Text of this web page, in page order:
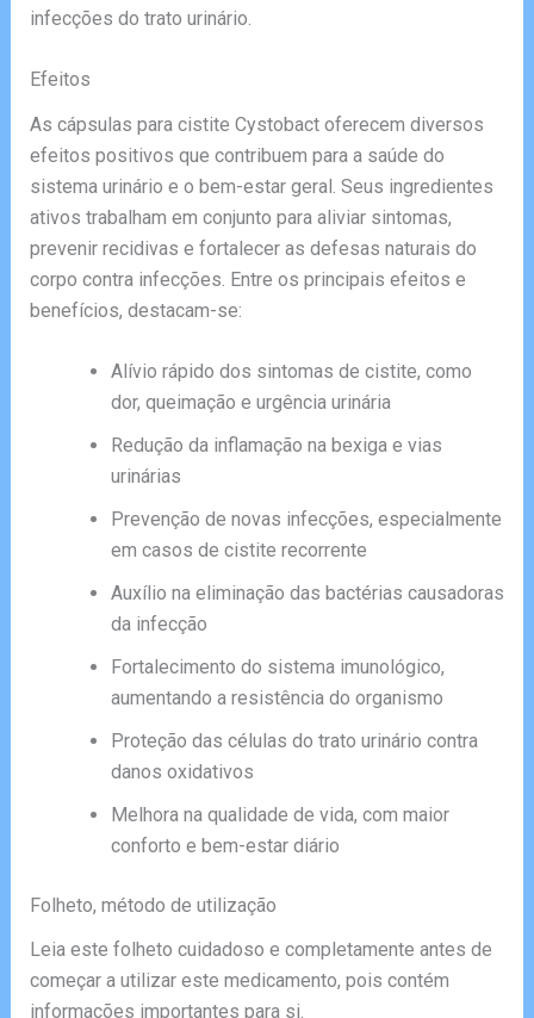
infecções do trato urinário.
Efeitos
As cápsulas para cistite Cystobact oferecem diversos
efeitos positivos que contribuem para a saúde do
sistema urinário e o bem-estar geral. Seus ingredientes
ativos trabalham em conjunto para aliviar sintomas,
prevenir recidivas e fortalecer as defesas naturais do
corpo contra infecções. Entre os principais efeitos e
benefícios, destacam-se:
Alívio rápido dos sintomas de cistite, como
dor, queimação e urgência urinária
Redução da inflamação na bexiga e vias
urinárias
Prevenção de novas infecções, especialmente
em casos de cistite recorrente
Auxílio na eliminação das bactérias causadoras
da infecção
Fortalecimento do sistema imunológico,
aumentando a resistência do organismo
Proteção das células do trato urinário contra
danos oxidativos
Melhora na qualidade de vida, com maior
conforto e bem-estar diário
Folheto, método de utilização
Leia este folheto cuidadoso e completamente antes de
começar a utilizar este medicamento, pois contém
informações importantes para si.